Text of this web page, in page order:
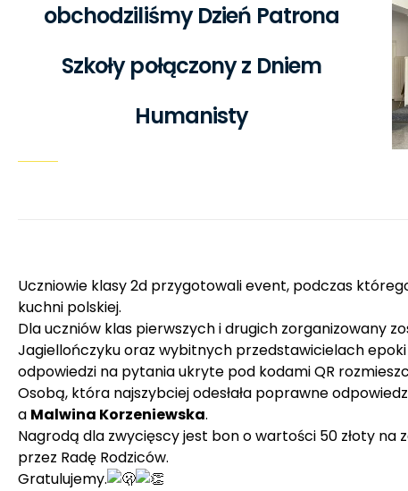
obchodziliśmy Dzień Patrona
Szkoły połączony z Dniem
Humanisty
Uczniowie klasy 2d przygotowali event, podczas
kuchni polskiej.
Dla uczniów klas pierwszych i drugich zorganizowany
Jagiellończyku oraz wybitnych przedstawicielach epoki
odpowiedzi na pytania ukryte pod kodami QR
Osobą, która najszybciej odesłała poprawne
a Malwina Korzeniewska.
Nagrodą dla zwycięscy jest bon o wartości 50 złoty na
przez Radę Rodziców.
Gratulujemy.